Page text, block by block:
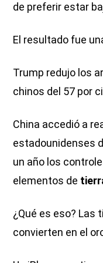
de preferir estar
El resultado fue
Trump redujo los
chinos del 57 por
China accedió a
estadounidenses
un año los
elementos de
¿Qué es eso? Las
convierten en el